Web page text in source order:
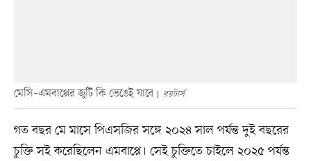
মেসি–এমবাপ্পের জুটি কি ভেঙেই যাবে রয়টার্স
গত বছর মে মাসে পিএসজির সঙ্গে ২০২৪ সাল পর্যন্ত দুই বছরের
চুক্তি সই করেছিলেন এমবাপ্পে। সেই চুক্তিতে চাইলে ২০২৫ পর্যন্ত